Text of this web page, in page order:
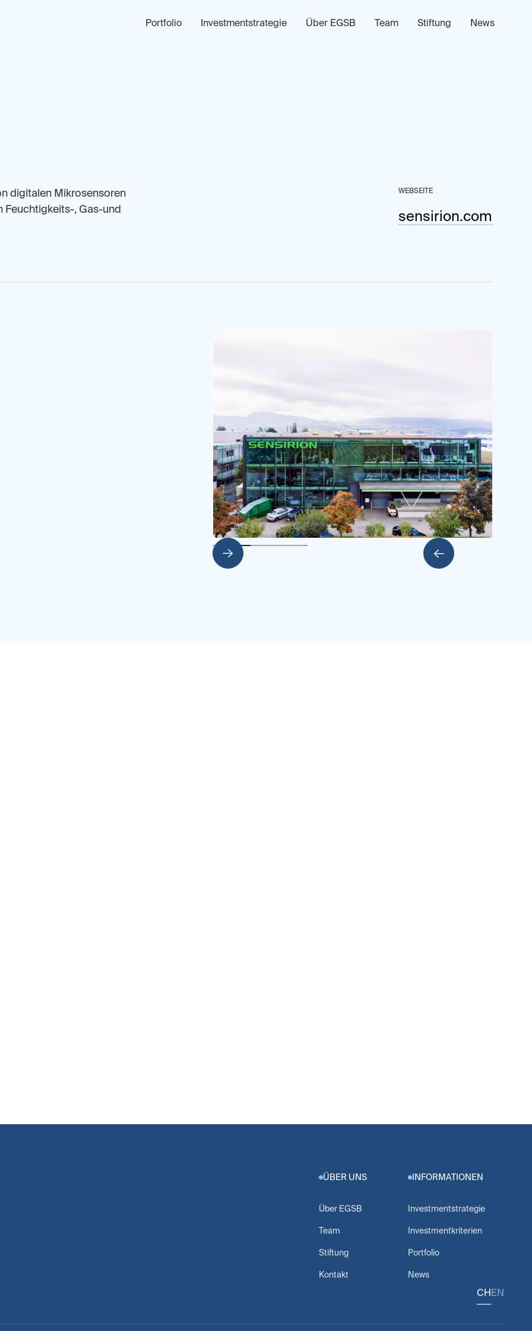
Portfolio Investmentstrategie Über EGSB Team Stiftung News
digitalen Mikrosensoren
Feuchtigkeits-, Gas-und
WEBSEITE
sensirion.com
Slide 2 of 5.
ÜBER UNS
Über EGSB
Team
Stiftung
Kontakt
INFORMATIONEN
Investmentstrategie
Investmentkriterien
Portfolio
News
CH EN